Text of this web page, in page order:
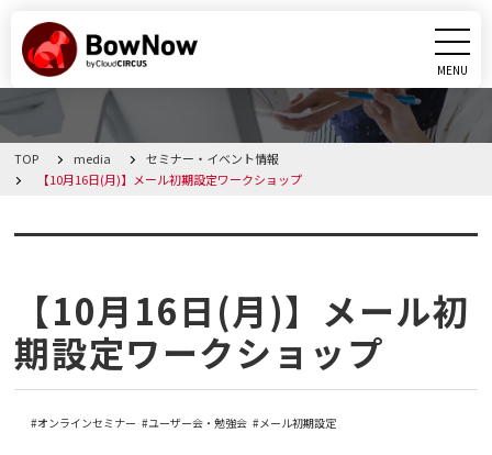
MENU
CLOSE
BowNowとは
課題別活用シーン
機能
料金・プラン
導入事例
TOP media
セミナー・イベント情報
【10月16日(月)】メール初期設定ワークショップ
セミナー・イベント情報
【10月16日(月)】メール初
期設定ワークショップ
オンラインセミナー ユーザー会・勉強会 メール初期設定